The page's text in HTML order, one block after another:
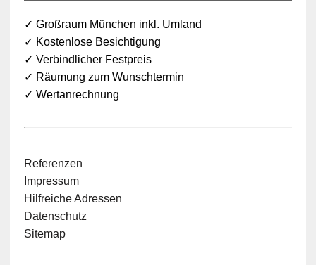
✓ Großraum München inkl. Umland
✓ Kostenlose Besichtigung
✓ Verbindlicher Festpreis
✓ Räumung zum Wunschtermin
✓ Wertanrechnung
Referenzen
Impressum
Hilfreiche Adressen
Datenschutz
Sitemap